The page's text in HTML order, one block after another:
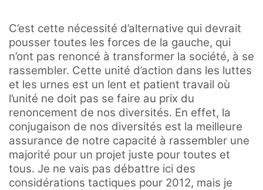
C’est cette nécessité d’alternative qui devrait
pousser toutes les forces de la gauche, qui
n’ont pas renoncé à transformer la société, à se
rassembler. Cette unité d’action dans les luttes
et les urnes est un lent et patient travail où
l’unité ne doit pas se faire au prix du
renoncement de nos diversités. En effet, la
conjugaison de nos diversités est la meilleure
assurance de notre capacité à rassembler une
majorité pour un projet juste pour toutes et
tous. Je ne vais pas débattre ici des
considérations tactiques pour 2012, mais je